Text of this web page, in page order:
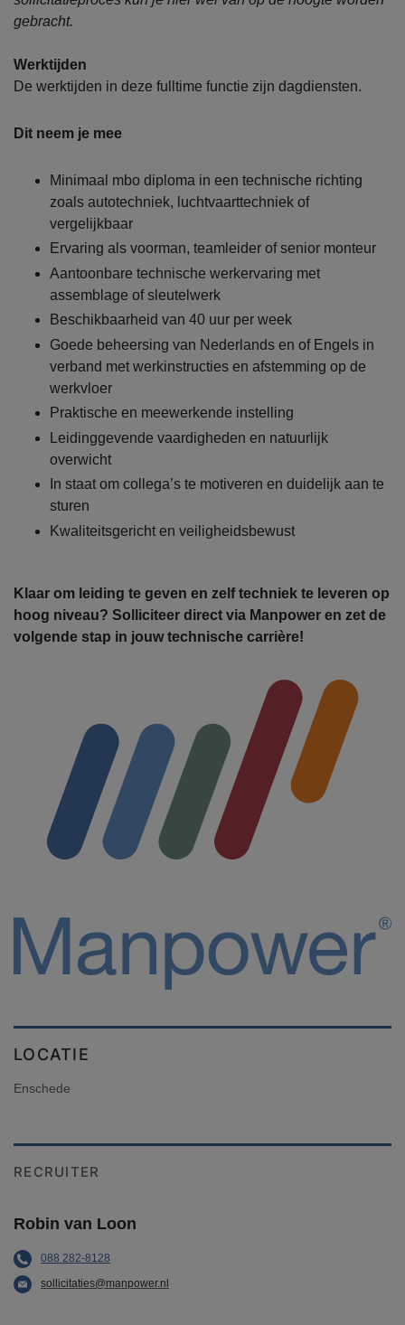
gebracht.
Werktijden
De werktijden in deze fulltime functie zijn dagdiensten.
Dit neem je mee
Minimaal mbo diploma in een technische richting
zoals autotechniek, luchtvaarttechniek of
vergelijkbaar
Ervaring als voorman, teamleider of senior monteur
Aantoonbare technische werkervaring met
assemblage of sleutelwerk
Beschikbaarheid van 40 uur per week
Goede beheersing van Nederlands en of Engels in
verband met werkinstructies en afstemming op de
werkvloer
Praktische en meewerkende instelling
Leidinggevende vaardigheden en natuurlijk
overwicht
In staat om collega’s te motiveren en duidelijk aan te
sturen
Kwaliteitsgericht en veiligheidsbewust
Klaar om leiding te geven en zelf techniek te leveren op
hoog niveau? Solliciteer direct via Manpower en zet de
volgende stap in jouw technische carrière!
LOCATIE
Enschede
RECRUITER
Robin van Loon
088 282-8128
sollicitaties@manpower.nl